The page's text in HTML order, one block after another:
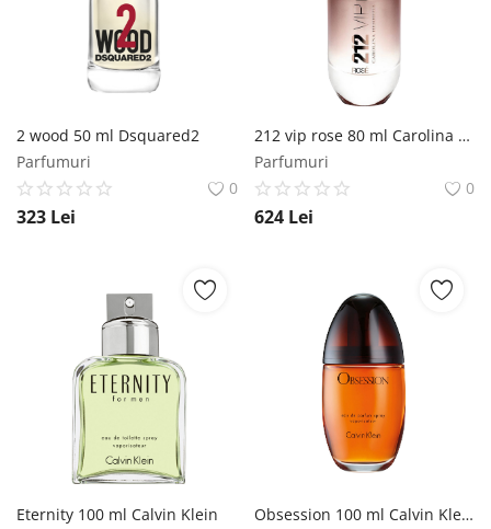
2 wood 50 ml Dsquared2
Parfumuri
0
323 Lei
212 vip rose 80 ml Carolina Herrera
Parfumuri
0
624 Lei
Eternity 100 ml Calvin Klein
Obsession 100 ml Calvin Klein